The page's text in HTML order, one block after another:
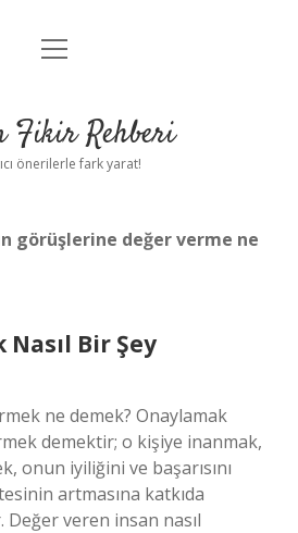
Gizlilik Politikası
Yasal Uyarı
menüyü
Fikir Rehberi
önerilerle fark yarat!
görüşlerine değer verme ne
Bir Şey
ne demek? Onaylamak
demektir; o kişiye inanmak,
onun iyiliğini ve başarısını
artmasına katkıda
veren insan nasıl